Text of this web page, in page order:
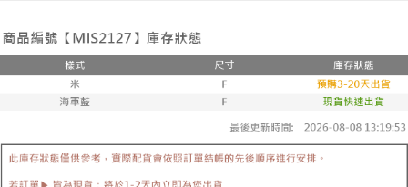
離島郵局配送
每筆NT$90，滿NT$999(含以上)免運費
【宇迅國際】限一般住址，不支援智能櫃 查看運費